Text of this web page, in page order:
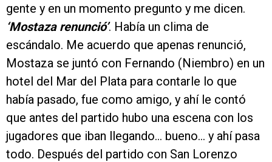
gente y en un momento pregunto y me dicen.
‘Mostaza renunció’. Había un clima de
escándalo. Me acuerdo que apenas renunció,
Mostaza se juntó con Fernando (Niembro) en un
hotel del Mar del Plata para contarle lo que
había pasado, fue como amigo, y ahí le contó
que antes del partido hubo una escena con los
jugadores que iban llegando… bueno… y ahí pasa
todo. Después del partido con San Lorenzo